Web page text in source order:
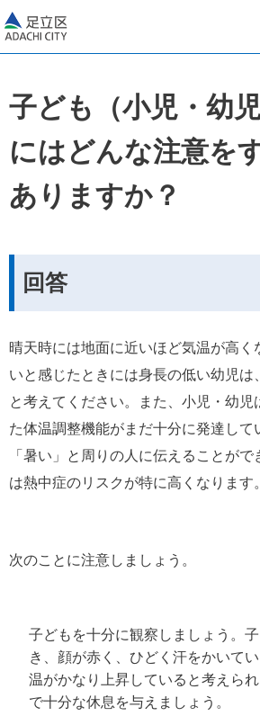
子ども（小児・幼児
にはどんな注意を
ありますか？
回答
晴天時には地面に近いほど気温が高く
いと感じたときには身長の低い幼児は
と考えてください。また、小児・幼児
た体温調整機能がまだ十分に発達して
「暑い」と周りの人に伝えることが
は熱中症のリスクが特に高くなります。
次のことに注意しましょう。
子どもを十分に観察しましょう。
き、顔が赤く、ひどく汗をかいて
温がかなり上昇していると考えら
で十分な休息を与えましょう。